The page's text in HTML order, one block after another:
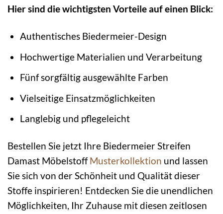
Hier sind die wichtigsten Vorteile auf einen Blick:
Authentisches Biedermeier-Design
Hochwertige Materialien und Verarbeitung
Fünf sorgfältig ausgewählte Farben
Vielseitige Einsatzmöglichkeiten
Langlebig und pflegeleicht
Bestellen Sie jetzt Ihre Biedermeier Streifen
Damast MöbelstoffMusterkollektion und lassen
Sie sich von der Schönheit und Qualität dieser
Stoffe inspirieren! Entdecken Sie die unendlichen
Möglichkeiten, Ihr Zuhause mit diesen zeitlosen